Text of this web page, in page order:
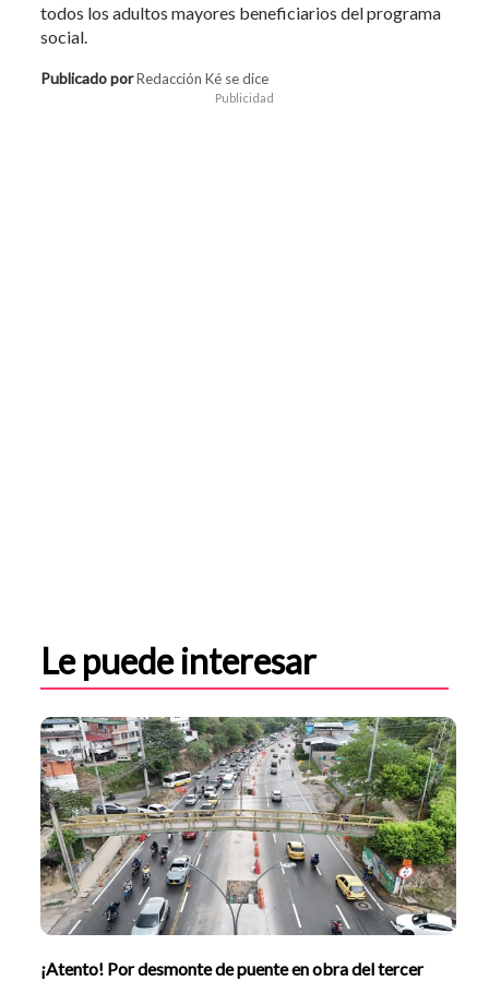
todos los adultos mayores beneficiarios del programa
social.
Publicado porRedacción Ké se dice
Publicidad
Le puede interesar
¡Atento! Por desmonte de puente en obra del tercer